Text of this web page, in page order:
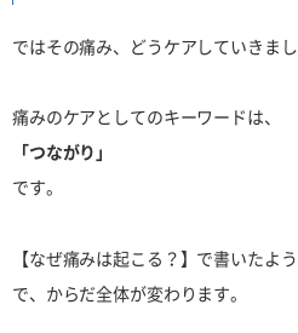
ではその痛み、どうケアしていきま
痛みのケアとしてのキーワードは、
「つながり」
です。
【なぜ痛みは起こる？】で書いたよ
で、からだ全体が変わります。